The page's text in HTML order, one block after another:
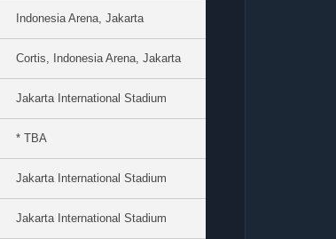
Indonesia Arena, Jakarta
Cortis, Indonesia Arena, Jakarta
Jakarta International Stadium
* TBA
Jakarta International Stadium
Jakarta International Stadium